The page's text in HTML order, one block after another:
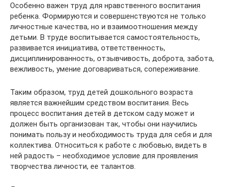
Особенно важен труд для нравственного воспитания
ребенка. Формируются и совершенствуются не только
личностные качества, но и взаимоотношения между
детьми. В труде воспитывается самостоятельность,
развивается инициатива, ответственность,
дисциплинированность, отзывчивость, доброта, забота,
вежливость, умение договариваться, сопереживание.
Таким образом, труд детей дошкольного возраста
является важнейшим средством воспитания. Весь
процесс воспитания детей в детском саду может и
должен быть организован так, чтобы они научились
понимать пользу и необходимость труда для себя и для
коллектива. Относиться к работе с любовью, видеть в
ней радость – необходимое условие для проявления
творчества личности, ее талантов.